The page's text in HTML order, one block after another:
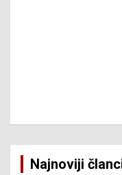
Najnoviji